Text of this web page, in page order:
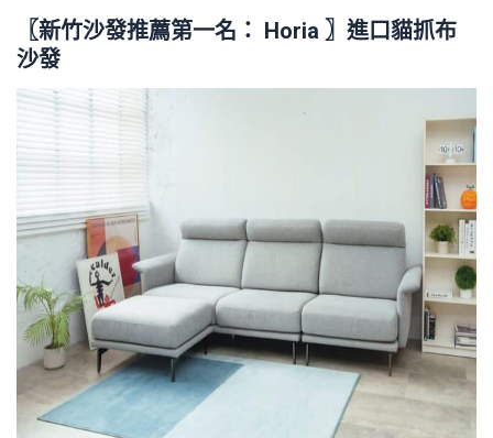
〖新竹沙發推薦第一名 ： Horia 〗進口貓抓布
沙發